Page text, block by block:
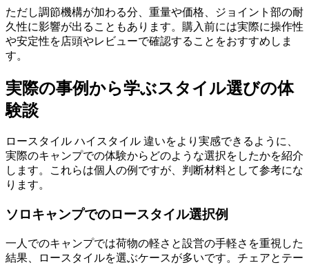
ただし調節機構が加わる分、重量や価格、ジョイント部の耐
久性に影響が出ることもあります。購入前には実際に操作性
や安定性を店頭やレビューで確認することをおすすめしま
す。
実際の事例から学ぶスタイル選びの体
験談
ロースタイル ハイスタイル 違いをより実感できるように、
実際のキャンプでの体験からどのような選択をしたかを紹介
します。これらは個人の例ですが、判断材料として参考にな
ります。
ソロキャンプでのロースタイル選択例
一人でのキャンプでは荷物の軽さと設営の手軽さを重視した
結果、ロースタイルを選ぶケースが多いです。チェアとテー